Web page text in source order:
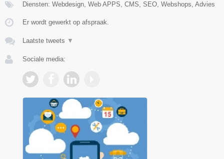
Diensten: Webdesign, Web APPS, CMS, SEO, Webshops, Advies
Er wordt gewerkt op afspraak.
Laatste tweets ▼
Sociale media: